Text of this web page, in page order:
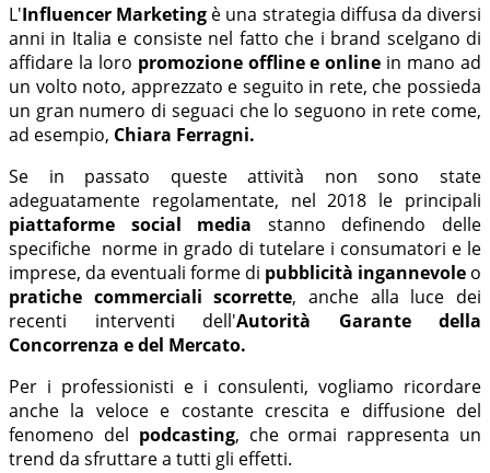
L'Influencer Marketing è una strategia diffusa da diversi
anni in Italia e consiste nel fatto che i brand scelgano di
affidare la loro promozione offline e online in mano ad
un volto noto, apprezzato e seguito in rete, che possieda
un gran numero di seguaci che lo seguono in rete come,
ad esempio, Chiara Ferragni.
Se in passato queste attività non sono state
adeguatamente regolamentate, nel 2018 le principali
piattaforme social media stanno definendo delle
specifiche norme in grado di tutelare i consumatori e le
imprese, da eventuali forme di pubblicità ingannevole o
pratiche commerciali scorrette, anche alla luce dei
recenti interventi dell'Autorità Garante della
Concorrenza e del Mercato.
Per i professionisti e i consulenti, vogliamo ricordare
anche la veloce e costante crescita e diffusione del
fenomeno del podcasting, che ormai rappresenta un
trend da sfruttare a tutti gli effetti.